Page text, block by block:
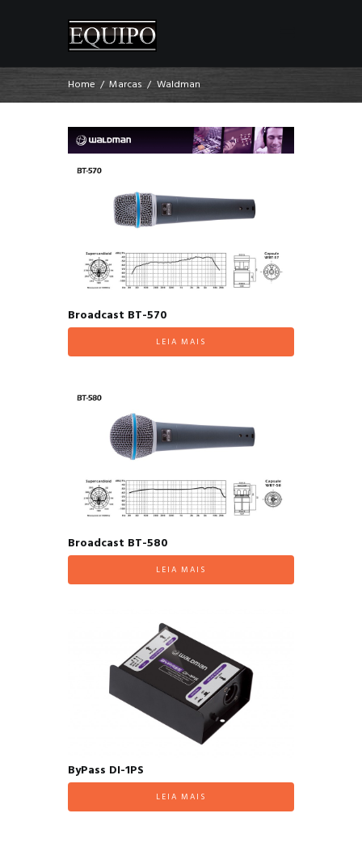
Home Marcas Waldman
Broadcast BT-570
LEIA MAIS
Broadcast BT-580
LEIA MAIS
ByPass DI-1PS
LEIA MAIS